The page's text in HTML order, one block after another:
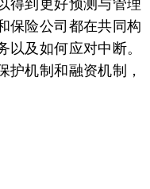
得到更好预测与管理
保险公司都在共同构
及如何应对中断。
护机制和融资机制，